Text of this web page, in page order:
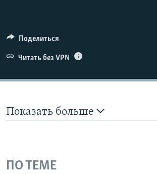
Поделиться
Читать без VPN
Показать больше
ПО ТЕМЕ